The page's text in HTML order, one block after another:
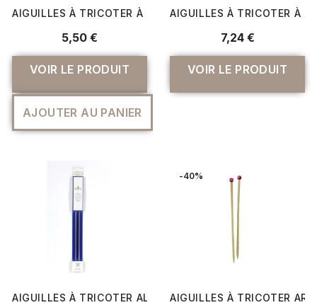
AIGUILLES À TRICOTER À BOULE ALUMINIUM - 35 CM
5,50 €
VOIR LE PRODUIT
AJOUTER AU PANIER
AIGUILLES À TRICOTER À
7,24 €
VOIR LE PRODUIT
AIGUILLES À TRICOTER ALUMINIUM ANODISÉ 40 CM -
-40%
AIGUILLES À TRICOTER